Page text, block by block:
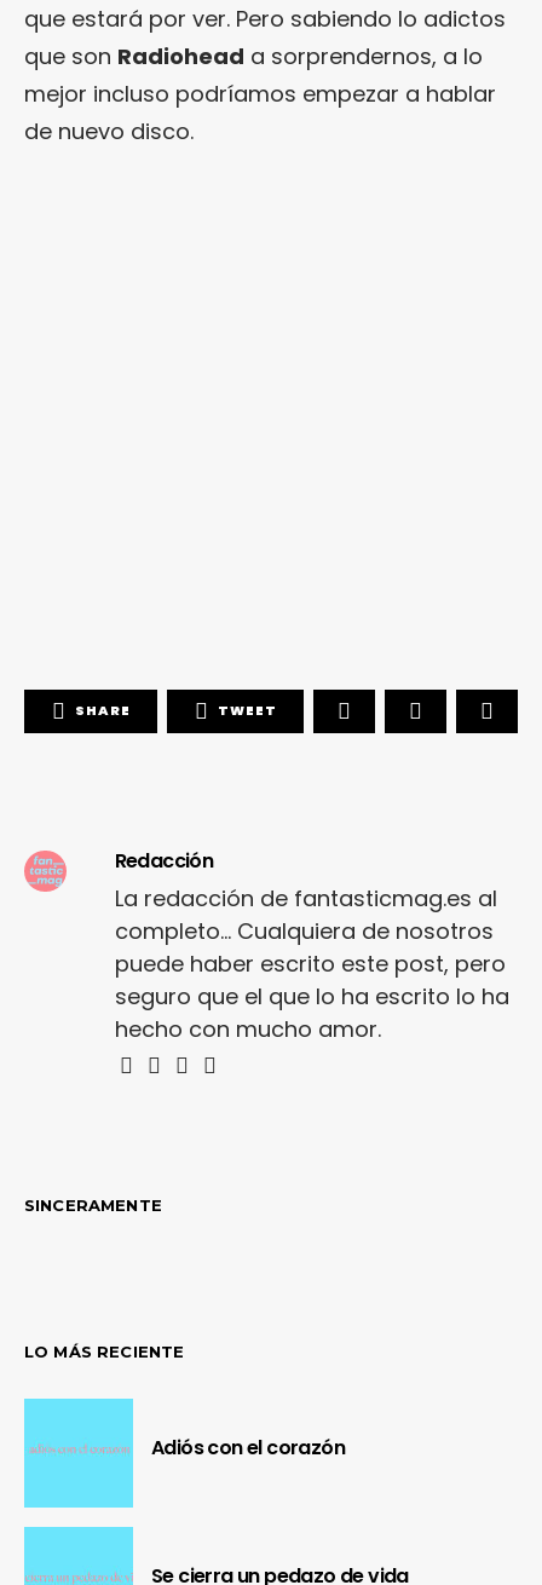
que estará por ver. Pero sabiendo lo adictos
que son Radiohead a sorprendernos, a lo
mejor incluso podríamos empezar a hablar
de nuevo disco.
SHARE TWEET
Redacción
La redacción de fantasticmag.es al
completo... Cualquiera de nosotros
puede haber escrito este post, pero
seguro que el que lo ha escrito lo ha
hecho con mucho amor.
SINCERAMENTE
LO MÁS RECIENTE
Adiós con el corazón
Se cierra un pedazo de vida